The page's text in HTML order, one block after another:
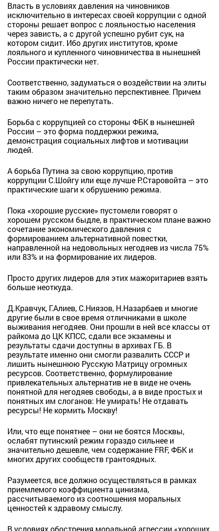
Власть в условиях давления на чиновников
исключительно в интересах своей коррупции с одной
стороны решает вопрос с лояльностью населения
через зависть, а с другой успешно рубит сук, на
котором сидит. Ибо других институтов, кроме
лояльного и купленного чиновничества в нынешней
России практически нет.
Соответственно, задуматься о воздействии на элиты
таким образом значительно перспективнее. Причем
важно ничего не перепутать.
Борьба с коррупцией со стороны ФБК в нынешней
России – это форма поддержки режима,
демонстрация социальных лифтов и мотивации
людей.
А борьба Путина за свою коррупцию, против
коррупции С.Шойгу или еще лучше Р.Старовойта – это
практические шаги к обрушению режима.
Пока «хорошие русские» пустомели говорят о
хорошем русском быдле, в практическом плане важно
сочетание экономического давления с
формированием альтернативной повестки,
направленной на недовольных негодяев из числа 75%
или 83% и на формирование их лидеров.
Просто других лидеров для этих мажоритариев взять
больше неоткуда.
Д.Кравчук, Г.Алиев, С.Ниязов, Н.Назарбаев и многие
другие были в свое время отличниками в школе
выживания негодяев. Они прошли в ней все классы от
райкома до ЦК КПСС, сдали все экзамены и
результаты сдачи доступны в архивах ГБ. В
результате именно они смогли развалить СССР и
лишить нынешнюю Русскую Матрицу огромных
ресурсов. Соответственно, формулирование
привлекательных альтернатив не в виде не очень
понятной для негодяев свободы, а в виде простых и
понятных им слоганов: Не умирать! Не отдавать
ресурсы! Не кормить Москву!
Или, что еще понятнее – они не боятся Москвы,
ослабят путинский режим гораздо сильнее и
значительно дешевле, чем содержание FRF, ФБК и
многих других сообществ грантоядных.
Разумеется, все должно осуществляться в рамках
приемлемого коэффициента цинизма,
рассчитываемого из соотношения моральных
ценностей к здравому смыслу.
В условиях обострения моральной агрессии «хороших